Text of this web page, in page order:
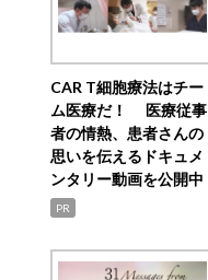
CAR T細胞療法はチー
ム医療だ！ 医療従事
者の情熱、患者さんの
思いを伝えるドキュメ
ンタリー動画を公開中
PR